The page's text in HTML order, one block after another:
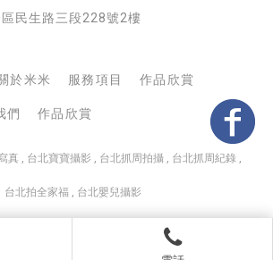
民生路三段228號2樓
於米米 服務項目 作品欣賞
們 作品欣賞
真 台北寶寶攝影 台北抓周拍攝 台北抓周紀錄
台北拍全家福 台北嬰兒攝影